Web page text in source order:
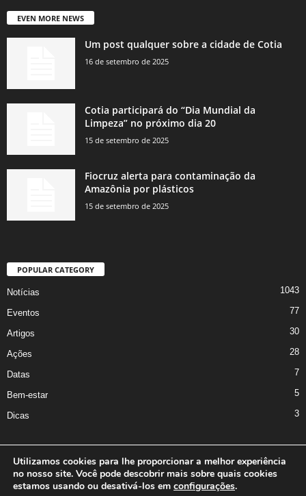
EVEN MORE NEWS
Um post qualquer sobre a cidade de Cotia
16 de setembro de 2025
Cotia participará do “Dia Mundial da
Limpeza” no próximo dia 20
15 de setembro de 2025
Fiocruz alerta para contaminação da
Amazônia por plásticos
15 de setembro de 2025
POPULAR CATEGORY
Notícias 1043
Eventos 77
Artigos 30
Ações 28
Datas 7
Bem-estar 5
Dicas 3
A Iniciativa Marcus Nakagawa
Oficina da Comunicação
Utilizamos cookies para lhe proporcionar a melhor experiência
no nosso site. Você pode descobrir mais sobre quais cookies
estamos usando ou desativá-los em configurações.